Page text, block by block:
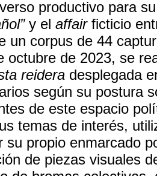
productivo para
y el affairficticio
un corpus de 44
octubre de 2023, se
reidera desplegada
según su postura
de este espacio
temas de interés,
su propio enmarcado
de piezas visuales